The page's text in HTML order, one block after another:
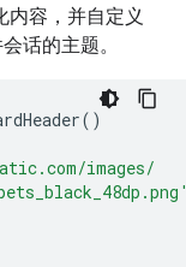
内容，并自定义
话的主题。
()
images/